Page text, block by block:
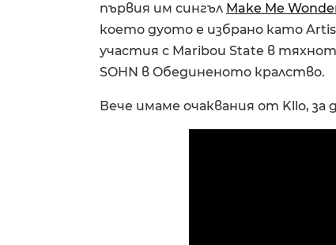
първия им сингъл Make Me
което дуото е избрано като
участия с Maribou State в
SOHN в Oбединеното кралство.
Вече имаме очаквания от Kllo, за